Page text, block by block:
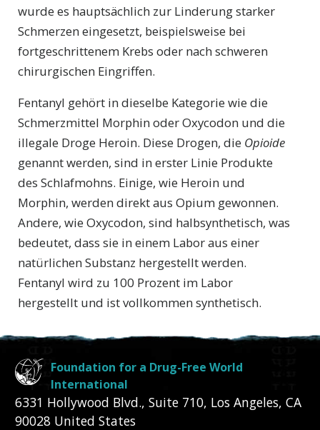
wurde es hauptsächlich zur Linderung starker
Schmerzen eingesetzt, beispielsweise bei
fortgeschrittenem Krebs oder nach schweren
chirurgischen Eingriffen.
Fentanyl gehört in dieselbe Kategorie wie die
Schmerzmittel Morphin oder Oxycodon und die
illegale Droge Heroin. Diese Drogen, die Opioide
genannt werden, sind in erster Linie Produkte
des Schlafmohns. Einige, wie Heroin und
Morphin, werden direkt aus Opium gewonnen.
Andere, wie Oxycodon, sind halbsynthetisch, was
bedeutet, dass sie in einem Labor aus einer
natürlichen Substanz hergestellt werden.
Fentanyl wird zu 100 Prozent im Labor
hergestellt und ist vollkommen synthetisch.
Foundation for a Drug-Free World
International
6331 Hollywood Blvd., Suite 710, Los Angeles, CA
90028 United States